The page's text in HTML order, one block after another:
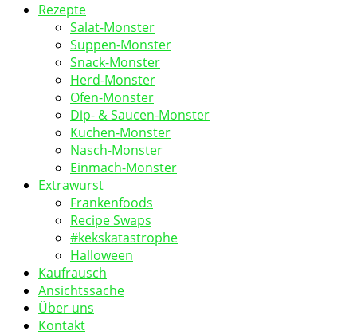
Rezepte
Salat-Monster
Suppen-Monster
Snack-Monster
Herd-Monster
Ofen-Monster
Dip- & Saucen-Monster
Kuchen-Monster
Nasch-Monster
Einmach-Monster
Extrawurst
Frankenfoods
Recipe Swaps
#kekskatastrophe
Halloween
Kaufrausch
Ansichtssache
Über uns
Kontakt